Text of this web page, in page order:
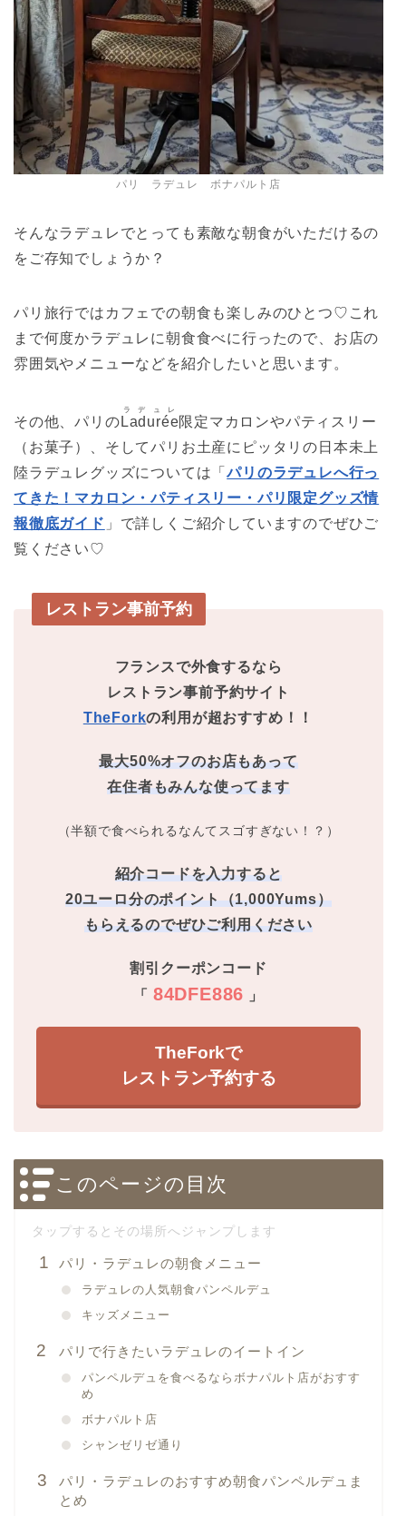
パリ ラデュレ ボナパルト店
そんなラデュレでとっても素敵な朝食がいただけるの
をご存知でしょうか？
パリ旅行ではカフェでの朝食も楽しみのひとつ♡これ
まで何度かラデュレに朝食食べに行ったので、お店の
雰囲気やメニューなどを紹介したいと思います。
その他、パリの Ladurée
ラデュレ
限定マカロンやパティスリー
（お菓子）、そしてパリお土産にピッタリの日本未上
陸ラデュレグッズについては「パリのラデュレへ行っ
てきた！マカロン・パティスリー・パリ限定グッズ情
報徹底ガイド 」で詳しくご紹介していますのでぜひご
覧ください♡
レストラン事前予約
フランスで外食するなら
レストラン事前予約サイト
TheForkの利用が超おすすめ！！
最大50%オフのお店もあって
在住者もみんな使ってます
（半額で食べられるなんてスゴすぎない！？）
紹介コードを入力すると
20ユーロ分のポイント（1,000Yums）
もらえるのでぜひご利用ください
割引クーポンコード
「 84DFE886 」
TheForkで
レストラン予約する
このページの目次
パリ・ラデュレの朝食メニュー
ラデュレの人気朝食パンペルデュ
キッズメニュー
パリで行きたいラデュレのイートイン
パンペルデュを食べるならボナパルト店がおすす
め
ボナパルト店
シャンゼリゼ通り
パリ・ラデュレのおすすめ朝食パンペルデュま
とめ